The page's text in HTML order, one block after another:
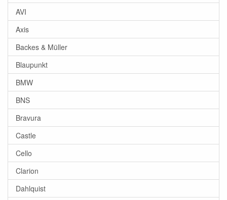
AVI
Axis
Backes & Müller
Blaupunkt
BMW
BNS
Bravura
Castle
Cello
Clarion
Dahlquist